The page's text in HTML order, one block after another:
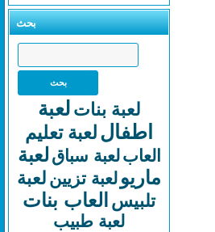
بحث
لعبة بنات لعبة
اطفاللعبة تعليم
العابلعبة سباق لعبة
ماريو لعبة تزيين لعبة
تلبيس العاب بنات
لعبة طبيب